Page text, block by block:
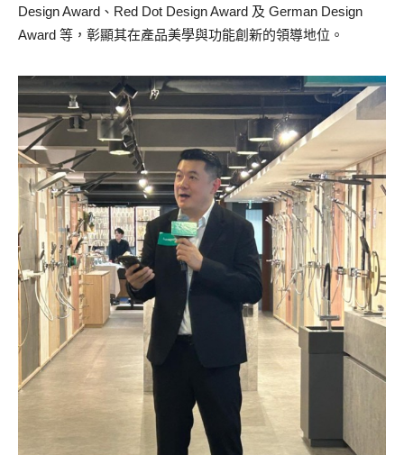
Design Award、Red Dot Design Award 及 German Design
Award 等，彰顯其在產品美學與功能創新的領導地位。